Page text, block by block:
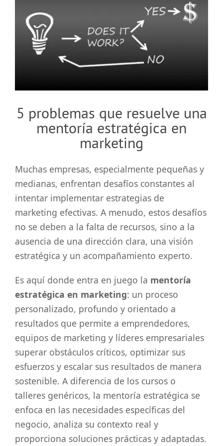
5 problemas que resuelve una
mentoría estratégica en
marketing
Muchas empresas, especialmente pequeñas y
medianas, enfrentan desafíos constantes al
intentar implementar estrategias de
marketing efectivas. A menudo, estos desafíos
no se deben a la falta de recursos, sino a la
ausencia de una dirección clara, una visión
estratégica y un acompañamiento experto.
Es aquí donde entra en juego la mentoría
estratégica en marketing: un proceso
personalizado, profundo y orientado a
resultados que permite a emprendedores,
equipos de marketing y líderes empresariales
superar obstáculos críticos, optimizar sus
esfuerzos y escalar sus resultados de manera
sostenible. A diferencia de los cursos o
talleres genéricos, la mentoría estratégica se
enfoca en las necesidades específicas del
negocio, analiza su contexto real y
proporciona soluciones prácticas y adaptadas.